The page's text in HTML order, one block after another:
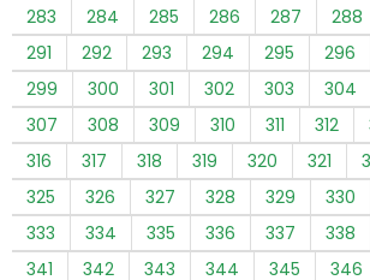
283 284 285 286 287 288
291
292 293 294 295 296
299
300 301 302 303 304
307
308 309 310 311 312
316
317 318 319 320 321
325
326 327 328 329 330
333
334 335 336 337 338
341
342 343 344 345 346